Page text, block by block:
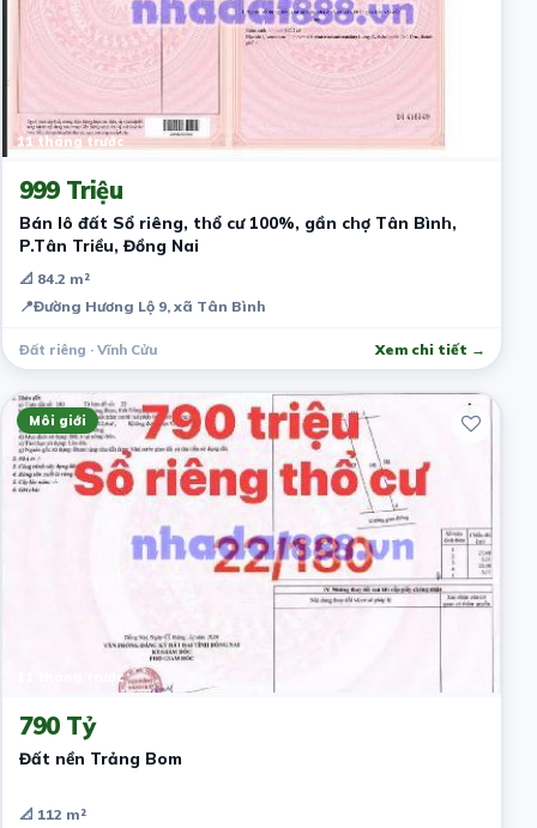
11 tháng trước
999 Triệu
Bán lô đất Sổ riêng, thổ cư 100%, gần chợ Tân Bình,
P.Tân Triều, Đồng Nai
📐 84.2 m²
📍Đường Hương Lộ 9, xã Tân Bình
Đất riêng · Vĩnh Cửu Xem chi tiết →
Môi giới
11 tháng trước
790 Tỷ
Đất nền Trảng Bom
📐 112 m²